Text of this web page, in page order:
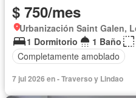
$ 750/mes
Urbanización Saint Galen,
1 Dormitorio
1 Baño
Completamente amoblado
7 jul 2026 en - Traverso y Lindao